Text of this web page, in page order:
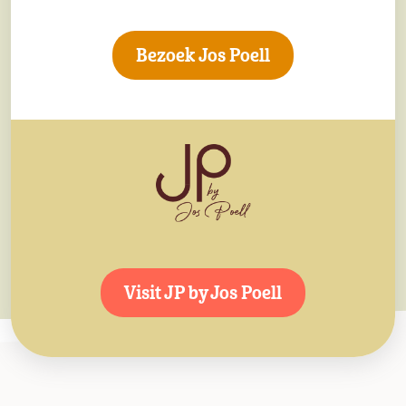
Bezoek Jos Poell
Visit JP by Jos Poell
Download via het onderstaande formulier ons receptenboek
en geniet van een geslaagd en smaakvol feestmoment.